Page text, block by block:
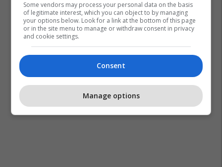
Some vendors may process your personal data on the basis
of legitimate interest, which you can object to by managing
your options below. Look for a link at the bottom of this page
or in the site menu to manage or withdraw consent in privacy
and cookie settings.
Consent
Manage options